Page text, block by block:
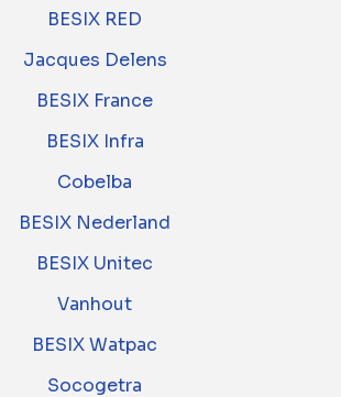
BESIX RED
Jacques Delens
BESIX France
BESIX Infra
Cobelba
BESIX Nederland
BESIX Unitec
Vanhout
BESIX Watpac
Socogetra